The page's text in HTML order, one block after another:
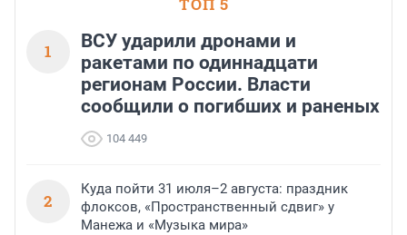
1
ВСУ ударили дронами и
ракетами по одиннадцати
регионам России. Власти
сообщили о погибших и раненых
104 449
2
Куда пойти 31 июля–2 августа: праздник
флоксов, «Пространственный сдвиг» у
Манежа и «Музыка мира»